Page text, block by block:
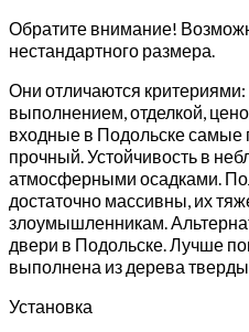
Обратите внимание!
нестандартного размера.
Они отличаются
выполнением, отделкой,
входные в Подольске
прочный. Устойчивость в
атмосферными осадками.
достаточно массивны, их
злоумышленникам.
двери в Подольске. Лучше
выполнена из дерева
Установка